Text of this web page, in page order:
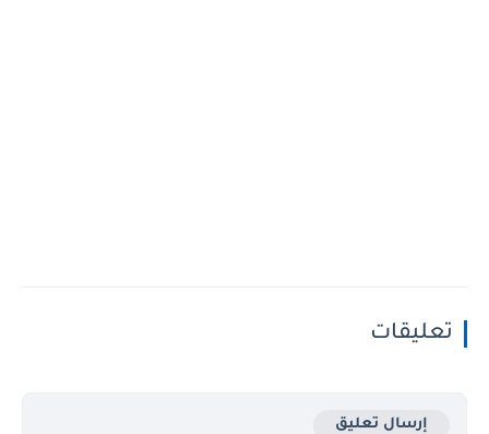
تعليقات
إرسال تعليق